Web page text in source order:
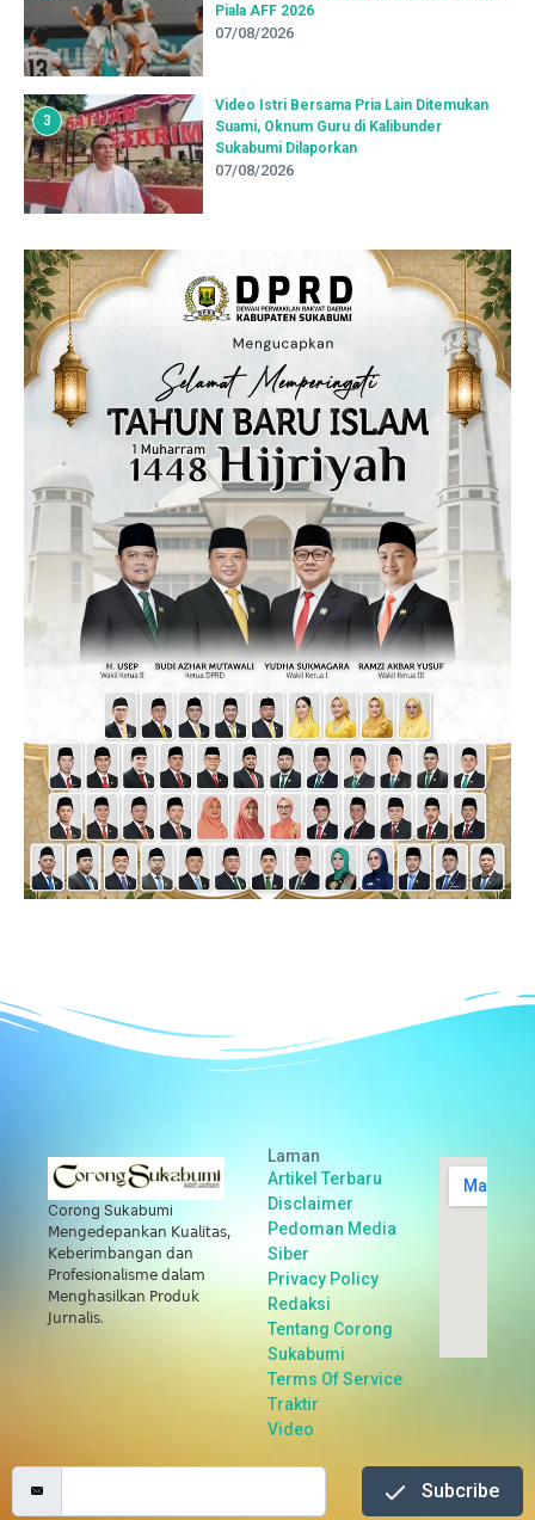
Piala AFF 2026
07/08/2026
3
Video Istri Bersama Pria Lain Ditemukan
Suami, Oknum Guru di Kalibunder
Sukabumi Dilaporkan
07/08/2026
Corong Sukabumi
𝖬𝖾𝗇𝗀𝖾𝖽𝖾𝗉𝖺𝗇𝗄𝖺𝗇 𝖪𝗎𝖺𝗅𝗂𝗍𝖺𝗌,
𝖪𝖾𝖻𝖾𝗋𝗂𝗆𝖻𝖺𝗇𝗀𝖺𝗇 𝖽𝖺𝗇
𝖯𝗋𝗈𝖿𝖾𝗌𝗂𝗈𝗇𝖺𝗅𝗂𝗌𝗆𝖾 𝖽𝖺𝗅𝖺𝗆
𝖬𝖾𝗇𝗀𝗁𝖺𝗌𝗂𝗅𝗄𝖺𝗇 𝖯𝗋𝗈𝖽𝗎𝗄
𝖩𝗎𝗋𝗇𝖺𝗅𝗂𝗌.
Laman
Artikel Terbaru
Disclaimer
Pedoman Media
Siber
Privacy Policy
Redaksi
Tentang Corong
Sukabumi
Terms Of Service
Traktir
Video
Subcribe